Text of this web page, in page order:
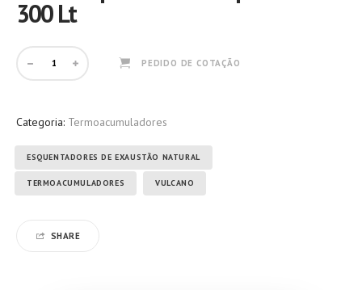
300 Lt
PEDIDO DE COTAÇÃO
Categoria: Termoacumuladores
ESQUENTADORES DE EXAUSTÃO NATURAL
TERMOACUMULADORES VULCANO
SHARE